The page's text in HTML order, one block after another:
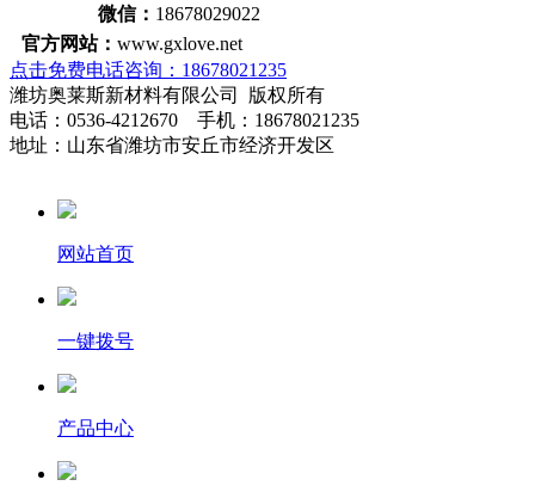
微信： 18678029022
官方网站： www.gxlove.net
点击免费电话咨询：18678021235
潍坊奥莱斯新材料有限公司 版权所有
电话：0536-4212670 手机：18678021235
地址：山东省潍坊市安丘市经济开发区
网站首页
一键拨号
产品中心